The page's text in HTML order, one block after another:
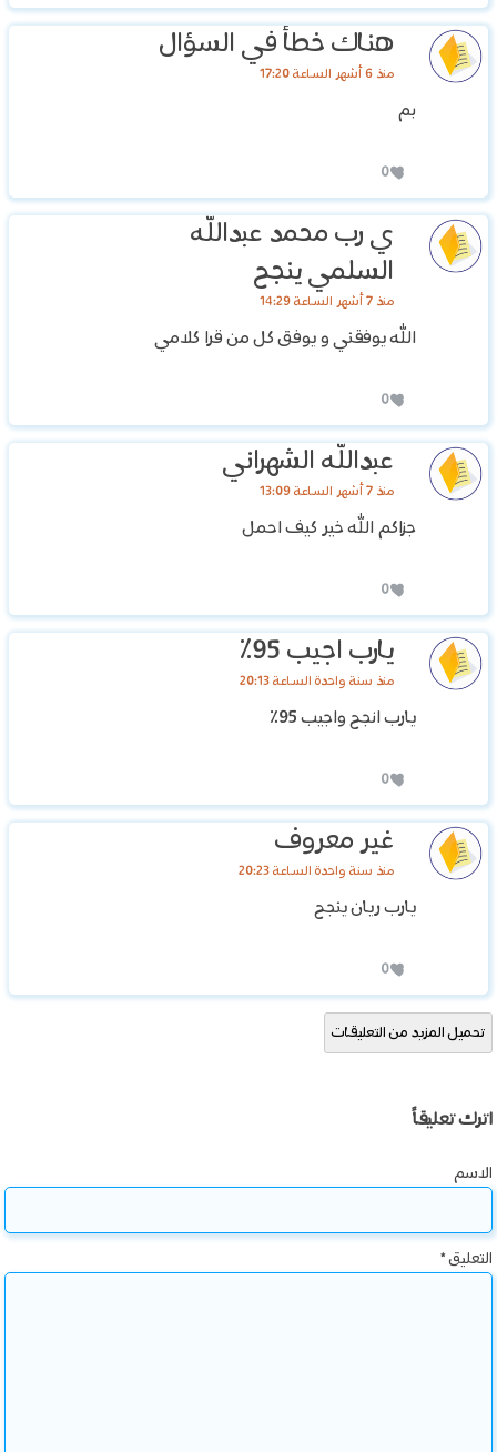
هناك خطأ في السؤال
منذ 6 أشهر الساعة 17:20
بم
0
ي رب محمد عبدالله
السلمي ينجح
منذ 7 أشهر الساعة 14:29
الله يوفقني و يوفق كل من قرا كلامي
0
عبدالله الشهراني
منذ 7 أشهر الساعة 13:09
جزاكم الله خير كيف احمل
0
يارب اجيب 95٪
منذ سنة واحدة الساعة 20:13
يارب انجح واجيب 95٪
0
غير معروف
منذ سنة واحدة الساعة 20:23
يارب ريان ينجح
0
تحميل المزيد من التعليقات
اترك تعليقاً
الاسم
التعليق*